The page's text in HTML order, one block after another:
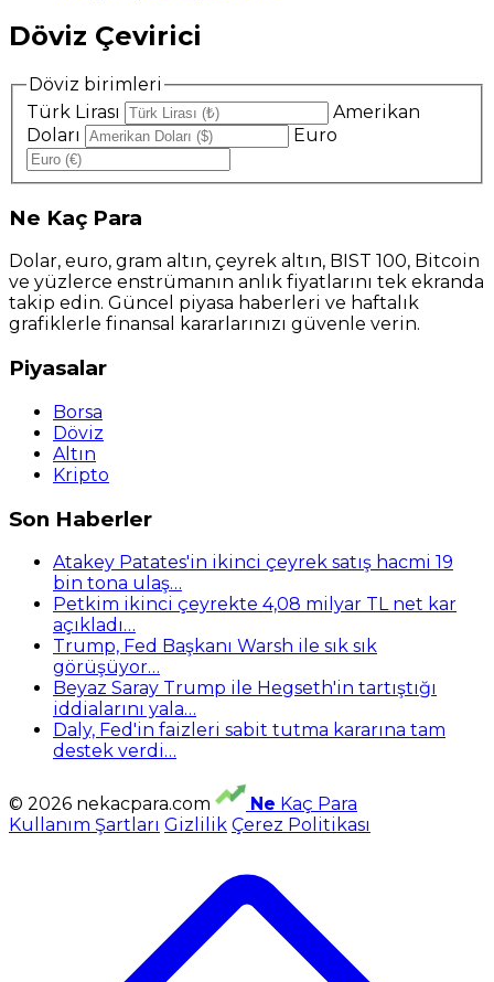
Döviz Çevirici
Döviz birimleri
Türk Lirası
Amerikan
Doları
Euro
Ne Kaç Para
Dolar, euro, gram altın, çeyrek altın, BIST 100, Bitcoin
ve yüzlerce enstrümanın anlık fiyatlarını tek ekranda
takip edin. Güncel piyasa haberleri ve haftalık
grafiklerle finansal kararlarınızı güvenle verin.
Piyasalar
Borsa
Döviz
Altın
Kripto
Son Haberler
Atakey Patates'in ikinci çeyrek satış hacmi 19
bin tona ulaş…
Petkim ikinci çeyrekte 4,08 milyar TL net kar
açıkladı…
Trump, Fed Başkanı Warsh ile sık sık
görüşüyor…
Beyaz Saray Trump ile Hegseth'in tartıştığı
iddialarını yala…
Daly, Fed'in faizleri sabit tutma kararına tam
destek verdi…
© 2026 nekacpara.com Ne Kaç Para
Kullanım Şartları Gizlilik Çerez Politikası